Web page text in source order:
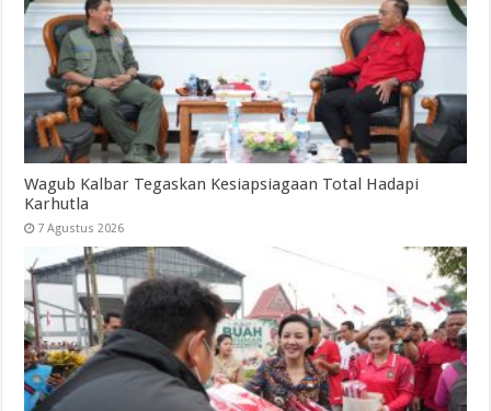
Wagub Kalbar Tegaskan Kesiapsiagaan Total Hadapi
Karhutla
7 Agustus 2026